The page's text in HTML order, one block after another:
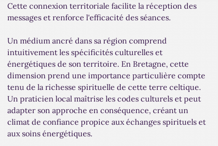
Cette connexion territoriale facilite la réception des
messages et renforce l'efficacité des séances.
Un médium ancré dans sa région comprend
intuitivement les spécificités culturelles et
énergétiques de son territoire. En Bretagne, cette
dimension prend une importance particulière compte
tenu de la richesse spirituelle de cette terre celtique.
Un praticien local maîtrise les codes culturels et peut
adapter son approche en conséquence, créant un
climat de confiance propice aux échanges spirituels et
aux soins énergétiques.